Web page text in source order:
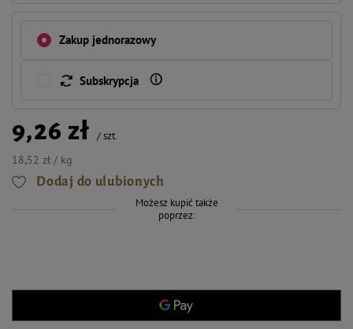
Zakup jednorazowy
Subskrypcja
9,26 zł /szt.
18,52 zł / kg
Dodaj do ulubionych
Możesz kupić także
poprzez: